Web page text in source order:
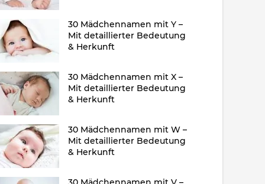
30 Mädchennamen mit Y –
Mit detaillierter Bedeutung
& Herkunft
30 Mädchennamen mit X –
Mit detaillierter Bedeutung
& Herkunft
30 Mädchennamen mit W –
Mit detaillierter Bedeutung
& Herkunft